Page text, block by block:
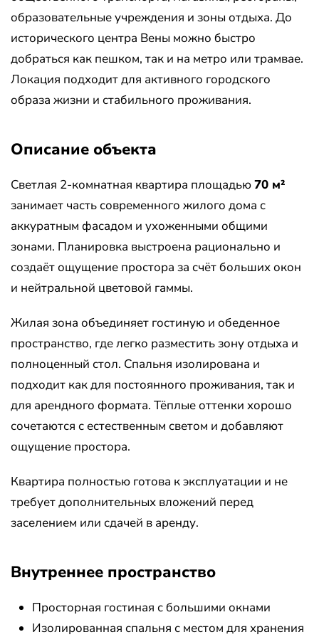
образовательные учреждения и зоны отдыха. До
исторического центра Вены можно быстро
добраться как пешком, так и на метро или трамвае.
Локация подходит для активного городского
образа жизни и стабильного проживания.
Описание объекта
Светлая 2-комнатная квартира площадью70 м²
занимает часть современного жилого дома с
аккуратным фасадом и ухоженными общими
зонами. Планировка выстроена рационально и
создаёт ощущение простора за счёт больших окон
и нейтральной цветовой гаммы.
Жилая зона объединяет гостиную и обеденное
пространство, где легко разместить зону отдыха и
полноценный стол. Спальня изолирована и
подходит как для постоянного проживания, так и
для арендного формата. Тёплые оттенки хорошо
сочетаются с естественным светом и добавляют
ощущение простора.
Квартира полностью готова к эксплуатации и не
требует дополнительных вложений перед
заселением или сдачей в аренду.
Внутреннее пространство
Просторная гостиная с большими окнами
Изолированная спальня с местом для хранения